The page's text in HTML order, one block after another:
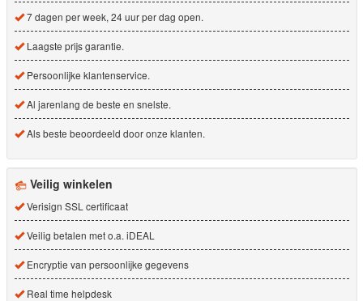
7 dagen per week, 24 uur per dag open.
Laagste prijs garantie.
Persoonlijke klantenservice.
Al jarenlang de beste en snelste.
Als beste beoordeeld door onze klanten.
Veilig winkelen
Verisign SSL certificaat
Veilig betalen met o.a. iDEAL
Encryptie van persoonlijke gegevens
Real time helpdesk